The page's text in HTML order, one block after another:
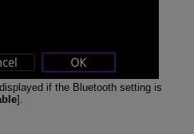
if the Bluetooth setting is
].